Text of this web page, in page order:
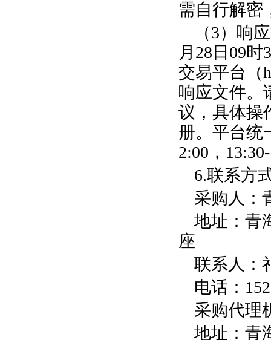
需自行解密
（3）响
月 28 日 09时
交易平台（
响应文件。
议，具体操
册。平台统
2:00 ，
6.联系方
采购人：
地址：青
座
联系人：
电话：
采购代理
地址： 青